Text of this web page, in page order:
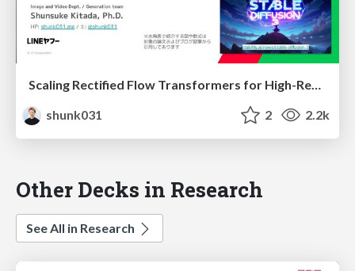
Scaling Rectified Flow Transformers for High-Resolution Image Synthesis / Stable Diffusion 3
shunk031
2 2.2k
Other Decks in Research
See All in Research